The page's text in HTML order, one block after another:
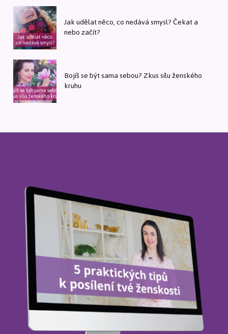
Jak udělat něco, co nedává smysl? Čekat a
nebo začít?
Bojíš se být sama sebou? Zkus sílu ženského
kruhu